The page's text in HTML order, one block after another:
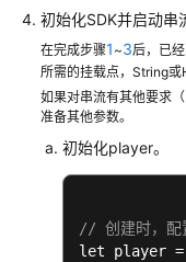
        }
        }
    });
}
初始化SDK并启动串
在完成步骤1 ~3后，已
所需的挂载点，String
如果对串流有其他要求
准备其他参数。
初始化player。
// 创建时，配
let player =